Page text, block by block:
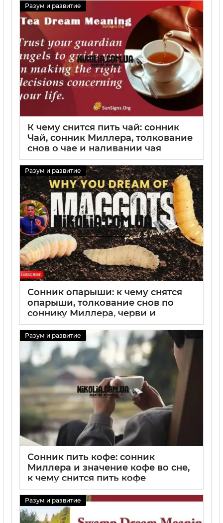
31 08 2025
Разум и развитие
К чему снится пить чай: сонник
Чай, сонник Миллера, толкование
снов о чае и наливании чая
Разум и развитие
Сонник опарыши: к чему снятся
опарыши, толкование снов по
соннику Миллера, черви и
опарыши во сне
31 08 2025
Разум и развитие
Сонник пить кофе: сонник
Миллера и значение кофе во сне,
к чему снится пить кофе
Разум и развитие